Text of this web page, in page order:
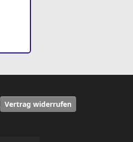
Vertrag widerrufen